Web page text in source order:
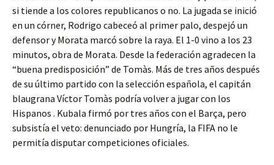
si tiende a los colores republicanos o no. La jugada se inició
en un córner, Rodrigo cabeceó al primer palo, despejó un
defensor y Morata marcó sobre la raya. El 1-0 vino a los 23
minutos, obra de Morata. Desde la federación agradecen la
“buena predisposición” de Tomàs. Más de tres años después
de su último partido con la selección española, el capitán
blaugrana Víctor Tomàs podría volver a jugar con los
Hispanos . Kubala firmó por tres años con el Barça, pero
subsistía el veto: denunciado por Hungría, la FIFA no le
permitía disputar competiciones oficiales.